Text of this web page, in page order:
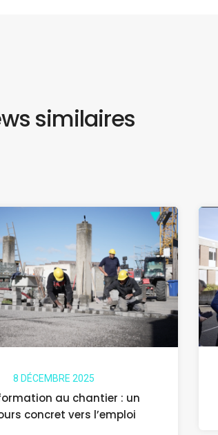
similaires
8 DÉCEMBRE 2025
au chantier : un
concret vers l’emploi